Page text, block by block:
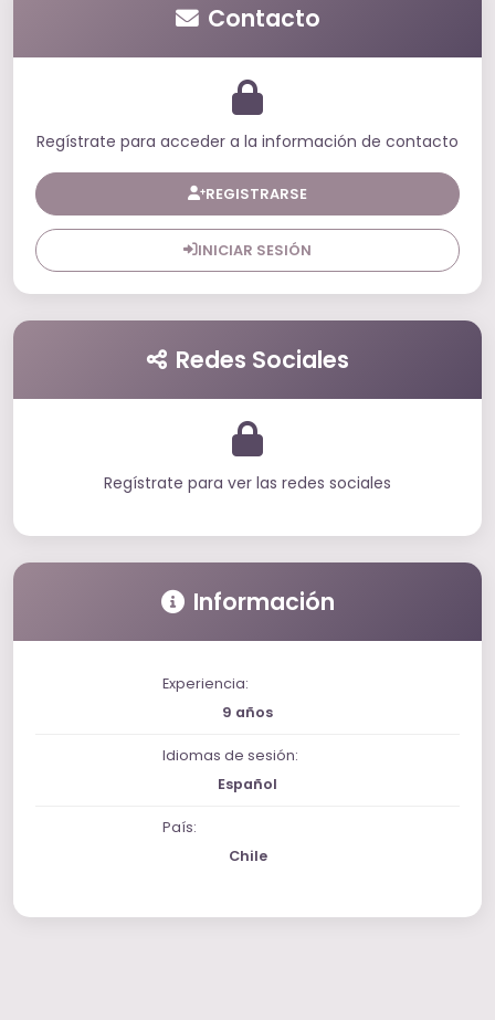
Contacto
Regístrate para acceder a la información de contacto
REGISTRARSE
INICIAR SESIÓN
Redes Sociales
Regístrate para ver las redes sociales
Información
Experiencia:
9 años
Idiomas de sesión:
Español
País:
Chile